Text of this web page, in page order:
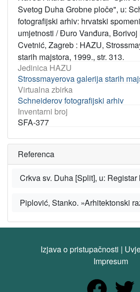
Svetog Duha Grobne ploče", u:
fotografijski arhiv: hrvatski
umjetnosti / Đuro Vanđura,
Cvetnić, Zagreb : HAZU,
starih majstora, 1999., str. 313.
Jedinica HAZU
Strossmayerova galerija starih
Virtualna zbirka
Schneiderov fotografijski arhiv
Inventarni broj
SFA-377
Referenca
Izjava o pristupačnosti |
Impresum